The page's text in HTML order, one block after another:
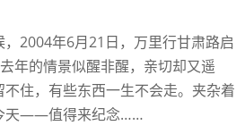
——
为
去
年
今
2004年6月21日，万里行甘肃路启
年的情景似醒非醒，亲切却又遥
住，有些东西一生不会走。夹杂着
天——值得来纪念……